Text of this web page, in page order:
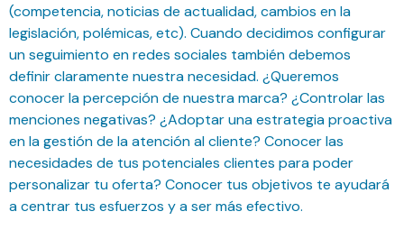
(competencia, noticias de actualidad, cambios en la
legislación, polémicas, etc). Cuando decidimos configurar
un seguimiento en redes sociales también debemos
definir claramente nuestra necesidad. ¿Queremos
conocer la percepción de nuestra marca? ¿Controlar las
menciones negativas? ¿Adoptar una estrategia proactiva
en la gestión de la atención al cliente? Conocer las
necesidades de tus potenciales clientes para poder
personalizar tu oferta? Conocer tus objetivos te ayudará
a centrar tus esfuerzos y a ser más efectivo.